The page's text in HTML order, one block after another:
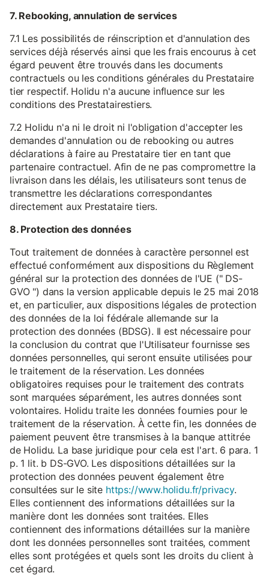
7. Rebooking, annulation de services
7.1 Les possibilités de réinscription et d'annulation des
services déjà réservés ainsi que les frais encourus à cet
égard peuvent être trouvés dans les documents
contractuels ou les conditions générales du Prestataire
tier respectif. Holidu n'a aucune influence sur les
conditions des Prestatairestiers.
7.2 Holidu n'a ni le droit ni l'obligation d'accepter les
demandes d'annulation ou de rebooking ou autres
déclarations à faire au Prestataire tier en tant que
partenaire contractuel. Afin de ne pas compromettre la
livraison dans les délais, les utilisateurs sont tenus de
transmettre les déclarations correspondantes
directement aux Prestataire tiers.
8. Protection des données
Tout traitement de données à caractère personnel est
effectué conformément aux dispositions du Règlement
général sur la protection des données de l'UE (" DS-
GVO ") dans la version applicable depuis le 25 mai 2018
et, en particulier, aux dispositions légales de protection
des données de la loi fédérale allemande sur la
protection des données (BDSG). Il est nécessaire pour
la conclusion du contrat que l'Utilisateur fournisse ses
données personnelles, qui seront ensuite utilisées pour
le traitement de la réservation. Les données
obligatoires requises pour le traitement des contrats
sont marquées séparément, les autres données sont
volontaires. Holidu traite les données fournies pour le
traitement de la réservation. À cette fin, les données de
paiement peuvent être transmises à la banque attitrée
de Holidu. La base juridique pour cela est l'art. 6 para. 1
p. 1 lit. b DS-GVO. Les dispositions détaillées sur la
protection des données peuvent également être
consultées sur le site https://www.holidu.fr/privacy.
Elles contiennent des informations détaillées sur la
manière dont les données sont traitées. Elles
contiennent des informations détaillées sur la manière
dont les données personnelles sont traitées, comment
elles sont protégées et quels sont les droits du client à
cet égard.